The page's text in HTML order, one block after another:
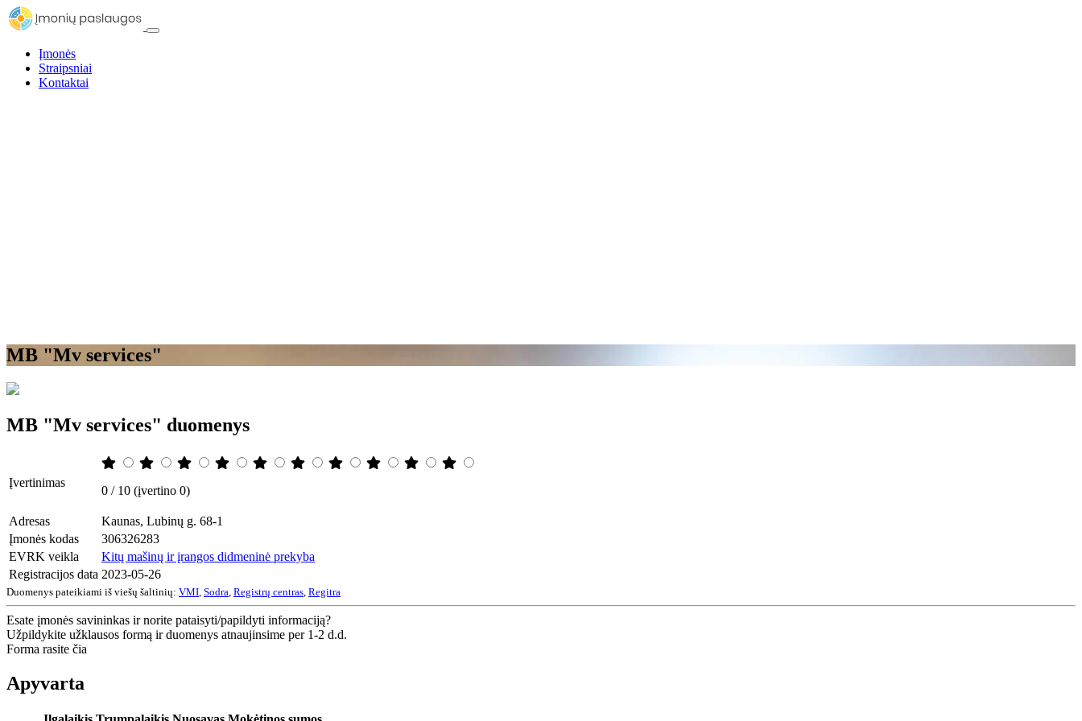
Įmonės
Straipsniai
Kontaktai
MB "Mv services"
MB "Mv services" duomenys
Įvertinimas
0 / 10 (įvertino 0)
Adresas
Kaunas, Lubinų g. 68-1
Įmonės kodas
306326283
EVRK veikla
Kitų mašinų ir įrangos didmeninė prekyba
Registracijos data 2023-05-26
Duomenys pateikiami iš viešų šaltinių: VMI Sodra Registrų centras Regitra
Esate įmonės savininkas ir norite pataisyti/papildyti informaciją?
Užpildykite užklausos formą ir duomenys atnaujinsime per 1-2 d.d.
Forma rasite čia
Apyvarta